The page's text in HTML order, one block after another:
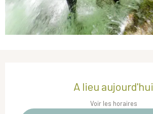
A lieu aujourd'hui
Voir les horaires